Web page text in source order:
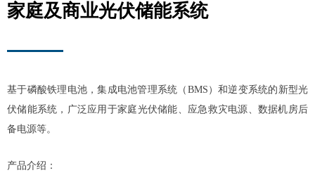
家庭及商业光伏储能系统
基于磷酸铁理电池，集成电池管理系统（BMS）和逆变系统的新型光
伏储能系统，广泛应用于家庭光伏储能、应急救灾电源、数据机房后
备电源等。
产品介绍：